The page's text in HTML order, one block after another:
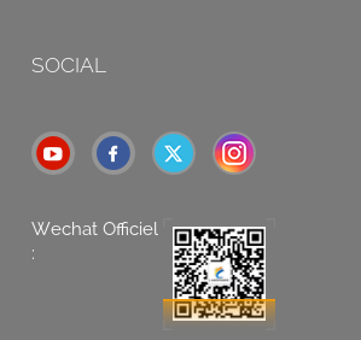
SOCIAL
Wechat Officiel
: